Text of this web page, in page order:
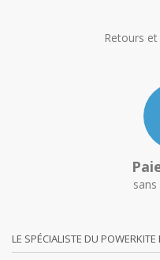
Retours
LE SPÉCIALISTE DU POWERKITE